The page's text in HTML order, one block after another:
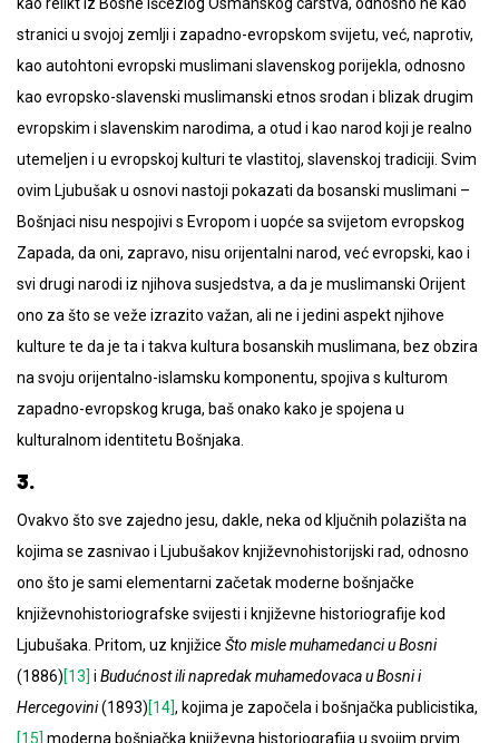
stranici u svojoj zemlji i zapadno-evropskom svijetu, već, naprotiv,
kao autohtoni evropski muslimani slavenskog porijekla, odnosno
kao evropsko-slavenski muslimanski etnos srodan i blizak drugim
evropskim i slavenskim narodima, a otud i kao narod koji je realno
utemeljen i u evropskoj kulturi te vlastitoj, slavenskoj tradiciji. Svim
ovim Ljubušak u osnovi nastoji pokazati da bosanski muslimani –
Bošnjaci nisu nespojivi s Evropom i uopće sa svijetom evropskog
Zapada, da oni, zapravo, nisu orijentalni narod, već evropski, kao i
svi drugi narodi iz njihova susjedstva, a da je muslimanski Orijent
ono za što se veže izrazito važan, ali ne i jedini aspekt njihove
kulture te da je ta i takva kultura bosanskih muslimana, bez obzira
na svoju orijentalno-islamsku komponentu, spojiva s kulturom
zapadno-evropskog kruga, baš onako kako je spojena u
kulturalnom identitetu Bošnjaka.
3.
Ovakvo što sve zajedno jesu, dakle, neka od ključnih polazišta na
kojima se zasnivao i Ljubušakov književnohistorijski rad, odnosno
ono što je sami elementarni začetak moderne bošnjačke
književnohistoriografske svijesti i književne historiografije kod
Ljubušaka. Pritom, uz knjižice Što misle muhamedanci u Bosni
(1886)[13] i Budućnost ili napredak muhamedovaca u Bosni i
Hercegovini(1893)[14], kojima je započela i bošnjačka publicistika,
[15] moderna bošnjačka književna historiografija u svojim prvim